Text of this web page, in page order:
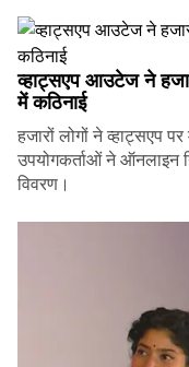
व्हाट्सएप आउटेज ने
में कठिनाई
हजारों लोगों ने व्हाट्सएप
उपयोगकर्ताओं ने ऑनलाइन
विवरण।